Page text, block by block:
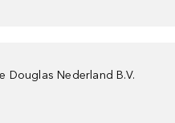
Douglas Nederland B.V.